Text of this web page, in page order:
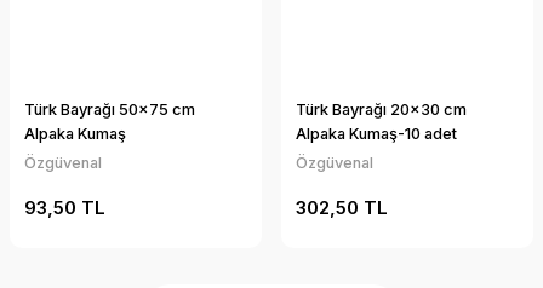
Türk Bayrağı 50x75 cm
Alpaka Kumaş
Özgüvenal
93,50 TL
Türk Bayrağı 20x30 cm
Alpaka Kumaş-10 adet
Özgüvenal
302,50 TL